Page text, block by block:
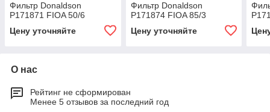
Фильтр Donaldson
P171871 FIOA 50/6
Цену уточняйте
Фильтр Donaldson
P171874 FIOA 85/3
Цену уточняйте
О нас
Рейтинг не сформирован
Менее 5 отзывов за последний год